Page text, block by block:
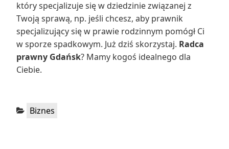
który specjalizuje się w dziedzinie związanej z
Twoją sprawą, np. jeśli chcesz, aby prawnik
specjalizujący się w prawie rodzinnym pomógł Ci
w sporze spadkowym. Już dziś skorzystaj. Radca
prawny Gdańsk? Mamy kogoś idealnego dla
Ciebie.
Kategorie:
Biznes